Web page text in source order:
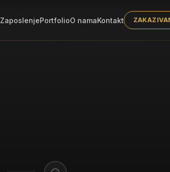
ZaposlenjePortfolioO namaKontakt